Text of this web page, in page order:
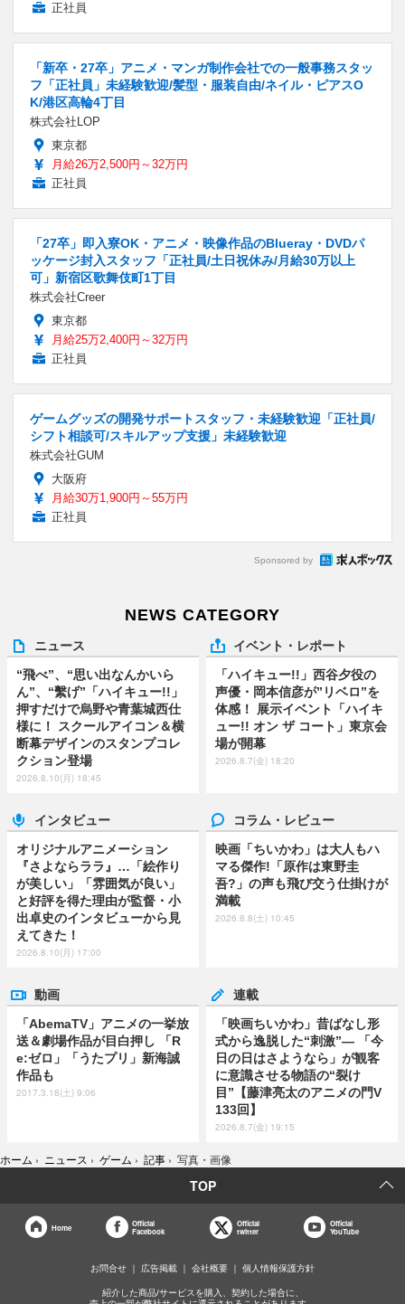
正社員
「新卒・27卒」アニメ・マンガ制作会社での一般事務スタッ
フ「正社員」未経験歓迎/髪型・服装自由/ネイル・ピアスO
K/港区高輪4丁目
株式会社LOP
東京都
月給26万2,500円～32万円
正社員
「27卒」即入寮OK・アニメ・映像作品のBlueray・DVDパ
ッケージ封入スタッフ「正社員/土日祝休み/月給30万以上
可」新宿区歌舞伎町1丁目
株式会社Creer
東京都
月給25万2,400円～32万円
正社員
ゲームグッズの開発サポートスタッフ・未経験歓迎「正社員/
シフト相談可/スキルアップ支援」未経験歓迎
株式会社GUM
大阪府
月給30万1,900円～55万円
正社員
Sponsored by
NEWS CATEGORY
ニュース
“飛べ”、“思い出なんかいら
ん”、“繫げ”「ハイキュー!!」
押すだけで烏野や青葉城西仕
様に！ スクールアイコン＆横
断幕デザインのスタンプコレ
クション登場
2026.8.10(月) 18:45
イベント・レポート
「ハイキュー!!」西谷夕役の
声優・岡本信彦が”リベロ”を
体感！ 展示イベント「ハイキ
ュー!! オン ザ コート」東京会
場が開幕
2026.8.7(金) 18:20
インタビュー
オリジナルアニメーション
『さよならララ』…「絵作り
が美しい」「雰囲気が良い」
と好評を得た理由が監督・小
出卓史のインタビューから見
えてきた！
2026.8.10(月) 17:00
コラム・レビュー
映画「ちいかわ」は大人もハ
マる傑作!「原作は東野圭
吾?」の声も飛び交う仕掛けが
満載
2026.8.8(土) 10:45
動画
「AbemaTV」アニメの一挙放
送＆劇場作品が目白押し 「R
e:ゼロ」「うたプリ」新海誠
作品も
2017.3.18(土) 9:06
連載
「映画ちいかわ」昔ばなし形
式から逸脱した“刺激”― 「今
日の日はさようなら」が観客
に意識させる物語の“裂け
目”【藤津亮太のアニメの門V
133回】
2026.8.7(金) 19:15
ホーム › ニュース › ゲーム › 記事 › 写真・画像
TOP
Home
Official
Facebook
Official
twitter
Official
YouTube
お問合せ 広告掲載 会社概要 個人情報保護方針
紹介した商品/サービスを購入、契約した場合に、